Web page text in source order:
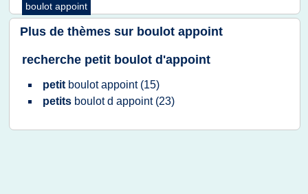
boulot appoint
Plus de thèmes sur boulot appoint
recherche petit boulot d'appoint
petit boulot appoint (15)
petits boulotd appoint (23)